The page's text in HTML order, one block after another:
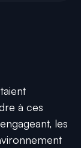
à ces
les